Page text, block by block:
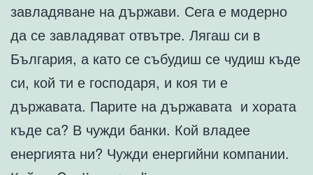
завладяване на държави. Сега е модерно
да се завладяват отвътре. Лягаш си в
България, а като се събудиш се чудиш къде
си, кой ти е господаря, и коя ти е
държавата. Парите на държавата и хората
къде са? В чужди банки. Кой владее
енергията ни? Чужди енергийни компании.